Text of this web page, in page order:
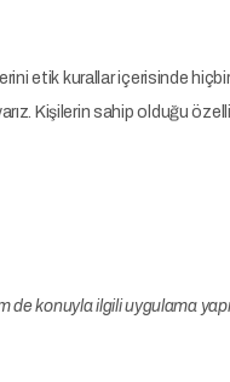
etik kurallar içerisinde
Kişilerin sahip olduğu
konuyla ilgili uygulama